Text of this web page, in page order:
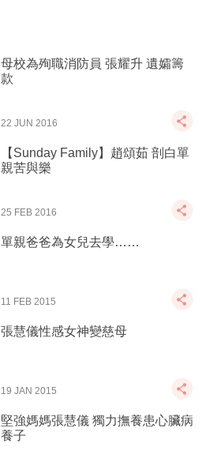
母校為殉職消防員 張耀升 遺孀籌
款
22 JUN 2016
【Sunday Family】趙頌茹 剖白單
親苦與樂
25 FEB 2016
單親爸爸為女兒去學……
11 FEB 2015
張慧儀性感女神變慈母
19 JAN 2015
堅強媽媽張慧儀 獨力撫養患心臟病
養子